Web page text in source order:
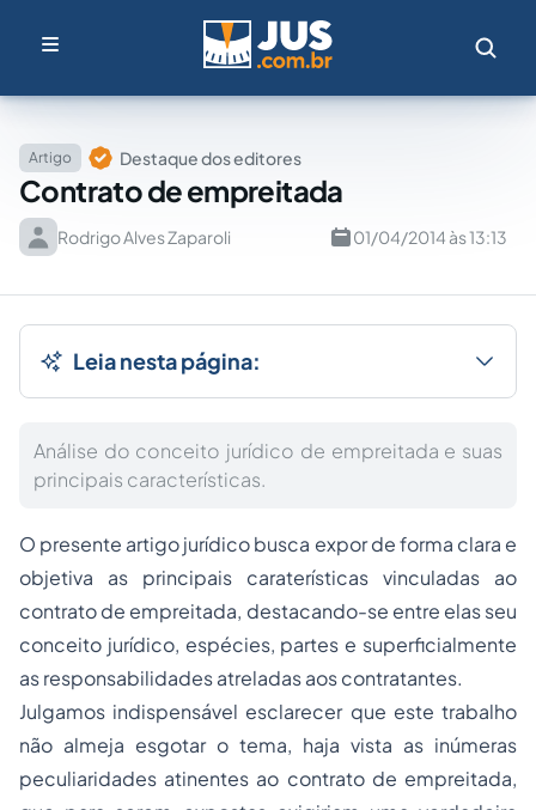
Artigo Destaque dos editores
Contrato de empreitada
Rodrigo Alves Zaparoli 01/04/2014 às 13:13
Leia nesta página:
Análise do conceito jurídico de empreitada e suas
principais características.
O presente artigo jurídico busca expor de forma clara e
objetiva as principais caraterísticas vinculadas ao
contrato de empreitada, destacando-se entre elas seu
conceito jurídico, espécies, partes e superficialmente
as responsabilidades atreladas aos contratantes.
Julgamos indispensável esclarecer que este trabalho
não almeja esgotar o tema, haja vista as inúmeras
peculiaridades atinentes ao contrato de empreitada,